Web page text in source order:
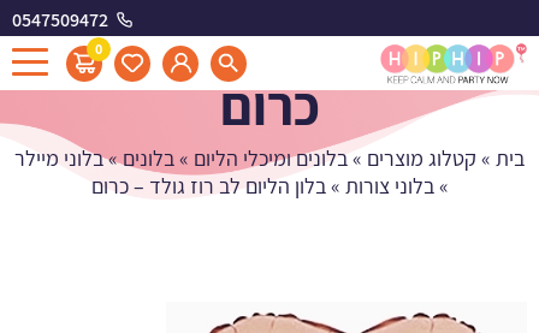
0547509472
0
בלון הליום לב רוז גולד -
כרום
בית » קטלוג מוצרים »בלונים ומיכלי הליום »בלונים»בלוני מיילר
»בלוני צורות »בלון הליום לב רוז גולד – כרום